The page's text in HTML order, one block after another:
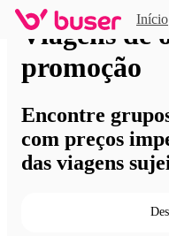
Início
Viagens de
promoção
Encontre
com preços
das viagens